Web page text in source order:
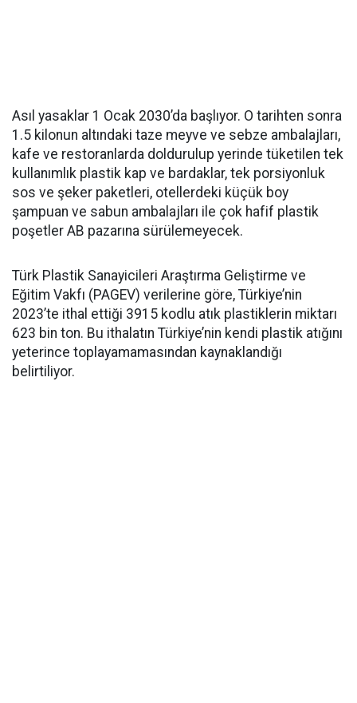
Asıl yasaklar 1 Ocak 2030’da başlıyor. O tarihten sonra
1.5 kilonun altındaki taze meyve ve sebze ambalajları,
kafe ve restoranlarda doldurulup yerinde tüketilen tek
kullanımlık plastik kap ve bardaklar, tek porsiyonluk
sos ve şeker paketleri, otellerdeki küçük boy
şampuan ve sabun ambalajları ile çok hafif plastik
poşetler AB pazarına sürülemeyecek.
Türk Plastik Sanayicileri Araştırma Geliştirme ve
Eğitim Vakfı (PAGEV) verilerine göre, Türkiye’nin
2023’te ithal ettiği 3915 kodlu atık plastiklerin miktarı
623 bin ton. Bu ithalatın Türkiye’nin kendi plastik atığını
yeterince toplayamamasından kaynaklandığı
belirtiliyor.